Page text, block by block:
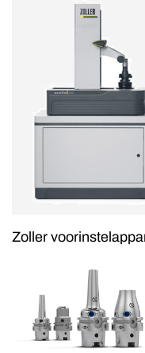
Zoller